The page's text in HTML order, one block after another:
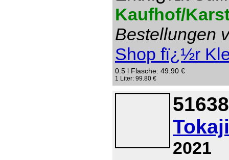
Kaufhof/
Bestellungen
Shop fï¿½r
0.5 l Flasche: 49.90 €
1 Liter: 99.80 €
2021